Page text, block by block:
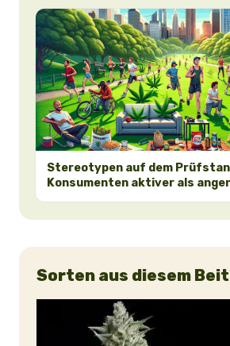
Stereotypen auf dem
Konsumenten aktiver als
Sorten aus diesem